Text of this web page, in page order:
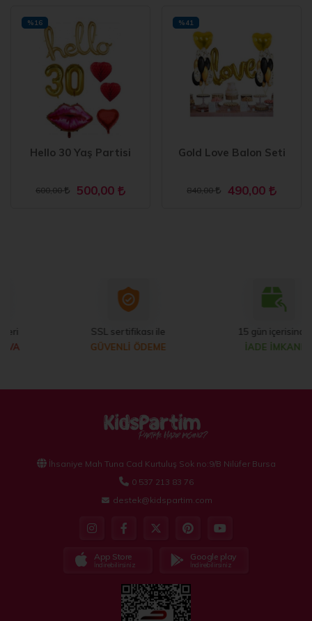
Hello 30 Yaş Partisi
600,00 500,00
%16
Gold Love Balon Seti
840,00 490,00
%41
SSL sertifikası ile
GÜVENLİ ÖDEME
15 gün içerisinde
İADE İMKANI
İhsaniye Mah Tuna Cad Kurtuluş Sok no:9/B Nilüfer Bursa
0 537 213 83 76
destek@kidspartim.com
App Store
İndirebilirsiniz
Google play
İndirebilirsiniz